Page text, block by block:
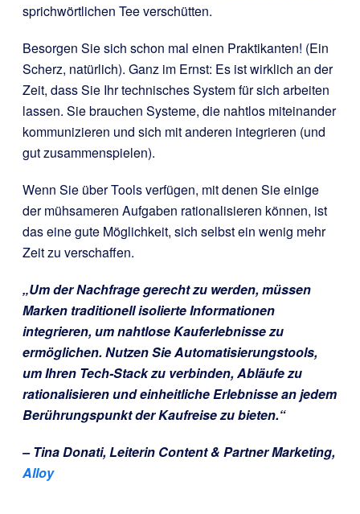
sprichwörtlichen Tee verschütten.
Besorgen Sie sich schon mal einen Praktikanten! (Ein
Scherz, natürlich). Ganz im Ernst: Es ist wirklich an der
Zeit, dass Sie Ihr technisches System für sich arbeiten
lassen. Sie brauchen Systeme, die nahtlos miteinander
kommunizieren und sich mit anderen integrieren (und
gut zusammenspielen).
Wenn Sie über Tools verfügen, mit denen Sie einige
der mühsameren Aufgaben rationalisieren können, ist
das eine gute Möglichkeit, sich selbst ein wenig mehr
Zeit zu verschaffen.
„Um der Nachfrage gerecht zu werden, müssen
Marken traditionell isolierte Informationen
integrieren, um nahtlose Kauferlebnisse zu
ermöglichen. Nutzen Sie Automatisierungstools,
um Ihren Tech-Stack zu verbinden, Abläufe zu
rationalisieren und einheitliche Erlebnisse an jedem
Berührungspunkt der Kaufreise zu bieten.“
– Tina Donati, Leiterin Content & Partner Marketing,
Alloy